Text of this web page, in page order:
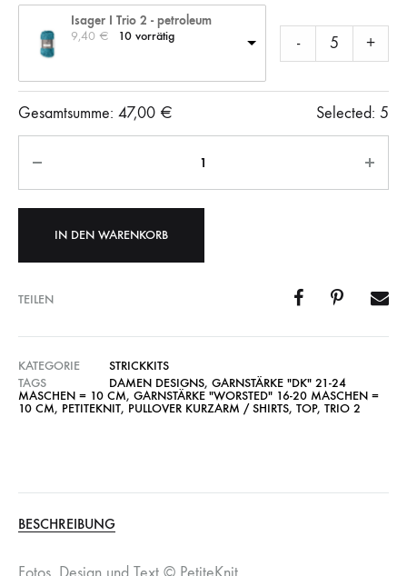
Isager I Trio 2 - petroleum
9,40 € 10 vorrätig - +
Gesamtsumme: 47,00 € Selected: 5
IN DEN WARENKORB
TEILEN
KATEGORIE
STRICKKITS
TAGS
DAMEN DESIGNS, GARNSTÄRKE "DK" 21-24
MASCHEN = 10 CM, GARNSTÄRKE "WORSTED" 16-20 MASCHEN =
10 CM, PETITEKNIT, PULLOVER KURZARM / SHIRTS, TOP, TRIO 2
BESCHREIBUNG